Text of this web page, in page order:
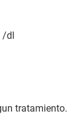
/dl
tratamiento.